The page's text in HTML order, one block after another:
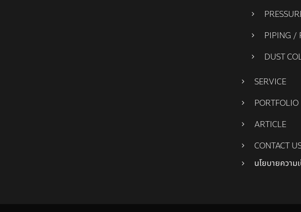
PIPING /
DUST
SERVICE
PORTFOLIO
ARTICLE
CONTACT
นโยบายความ